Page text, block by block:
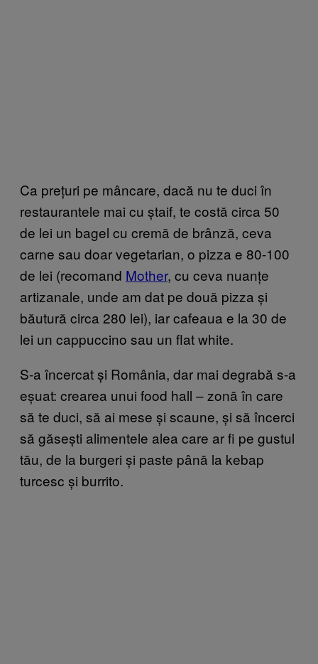
Ca prețuri pe mâncare, dacă nu te duci în
restaurantele mai cu ștaif, te costă circa 50
de lei un bagel cu cremă de brânză, ceva
carne sau doar vegetarian, o pizza e 80-100
de lei (recomand Mother, cu ceva nuanțe
artizanale, unde am dat pe două pizza și
băutură circa 280 lei), iar cafeaua e la 30 de
lei un cappuccino sau un flat white.
S-a încercat și România, dar mai degrabă s-a
eșuat: crearea unui food hall – zonă în care
să te duci, să ai mese și scaune, și să încerci
să găsești alimentele alea care ar fi pe gustul
tău, de la burgeri și paste până la kebap
turcesc și burrito.